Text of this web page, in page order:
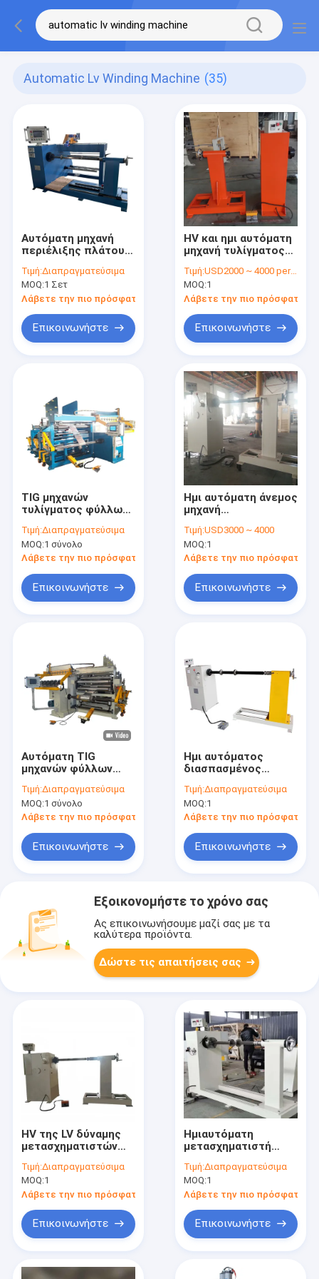
Automatic Lv Winding Machine (35)
Αυτόματη μηχανή
περιέλιξης πλάτους
για σύρμα χαλκού &
αλουμινίου
(επίπεδο/
στρογγυλό)
Τιμή:Διαπραγματεύσιμα
MOQ:1 Σετ
Λάβετε την πιο πρόσφατη τιμή
Επικοινωνήστε
HV και ημι αυτόματη
μηχανή τυλίγματος
μετασχηματιστών
της LV με τον αγωγό
καλωδίων
Τιμή:USD2000 ~ 4000 per set
MOQ:1
Λάβετε την πιο πρόσφατη
Επικοινωνήστε
TIG μηχανών
τυλίγματος φύλλων
κουρδιστηριών
λουρίδων αλουμινίου
αυτόματη διαδικασία
Τιμή:Διαπραγματεύσιμα
MOQ:1 σύνολο
Λάβετε την πιο πρόσφατη τιμή
Επικοινωνήστε
Ημι αυτόματη άνεμος
μηχανή
που κάνει τη σπείρα
καλωδίων
Τιμή:USD3000 ~ 4000
MOQ:1
Λάβετε την πιο πρόσφατη
Επικοινωνήστε
Αυτόματη TIG
μηχανών φύλλων
μετασχηματιστών
της LV άνεμος
συγκόλληση
Τιμή:Διαπραγματεύσιμα
MOQ:1 σύνολο
Λάβετε την πιο πρόσφατη τιμή
Επικοινωνήστε
Ημι αυτόματος
διασπασμένος
τυλίγματος σπειρών
μετασχηματιστών HV
Τιμή:Διαπραγματεύσιμα
MOQ:1
Λάβετε την πιο πρόσφατη
Επικοινωνήστε
Εξοικονομήστε το χρόνο σας
Ας επικοινωνήσουμε μαζί σας με τα
καλύτερα προϊόντα.
Δώστε τις απαιτήσεις σας
HV της LV δύναμης
μετασχηματιστών
καλωδίων μηχανών
ημι αυτόματο
Τιμή:Διαπραγματεύσιμα
MOQ:1
Λάβετε την πιο πρόσφατη τιμή
Επικοινωνήστε
Ημιαυτόματη
μετασχηματιστή
κυλινδρικής με
χωρητικότητα
2000kg και ψηφιακό
μετρητή στροφής
Τιμή:Διαπραγματεύσιμα
MOQ:1
Λάβετε την πιο πρόσφατη
Επικοινωνήστε